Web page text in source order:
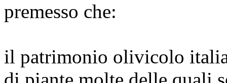
premesso che:
il patrimonio olivicolo